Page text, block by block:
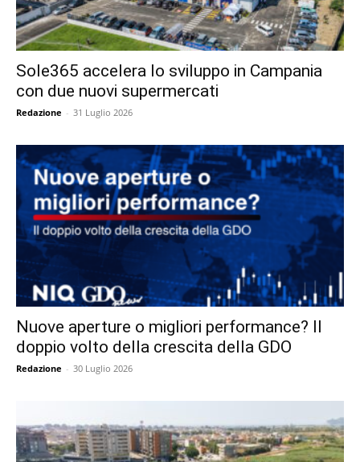
Sole365 accelera lo sviluppo in Campania
con due nuovi supermercati
Redazione - 31 Luglio 2026
Nuove aperture o migliori performance? Il
doppio volto della crescita della GDO
Redazione - 30 Luglio 2026